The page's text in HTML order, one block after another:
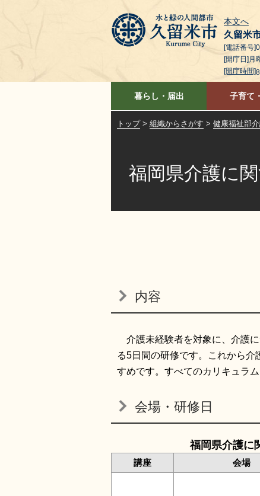
本文へ
久留米
[電話番号
[開庁日]月
[開庁時間]
暮らし・届出 子育て
トップ> 組織からさがす > 健康福祉部
福岡県介護に
内容
介護未経験者を対象に、介護
る5日間の研修です。これから
すめです。すべてのカリキュラ
会場・研修日
福岡県介護に
講座 会場